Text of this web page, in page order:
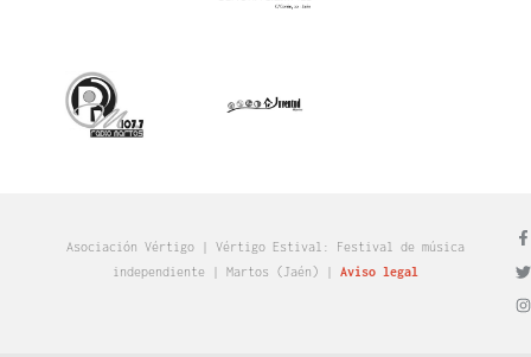
Asociación Vértigo | Vértigo Estival: Festival de música
independiente | Martos (Jaén)​ | Aviso legal